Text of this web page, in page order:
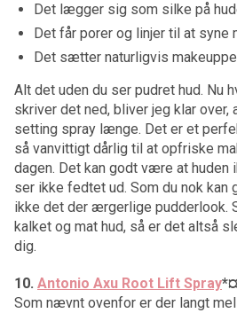
Det lægger sig som silke på
Det får porer og linjer til at syne
Det sætter naturligvis
Alt det uden du ser pudret hud. Nu
skriver det ned, bliver jeg klar over,
setting spray længe. Det er et
så vanvittigt dårlig til at opfriske
dagen. Det kan godt være at huden
ser ikke fedtet ud. Som du nok kan
ikke det der ærgerlige pudderlook.
kalket og mat hud, så er det altså
dig.
10. Antonio Axu Root Lift Spray*¤
Som nævnt ovenfor er der langt